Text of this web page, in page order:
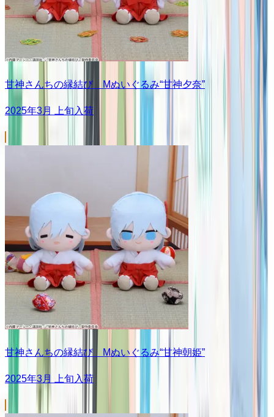
甘神さんちの縁結び Mぬいぐるみ“甘神夕奈”
2025年3月 上旬入荷
甘神さんちの縁結び Mぬいぐるみ“甘神朝姫”
2025年3月 上旬入荷